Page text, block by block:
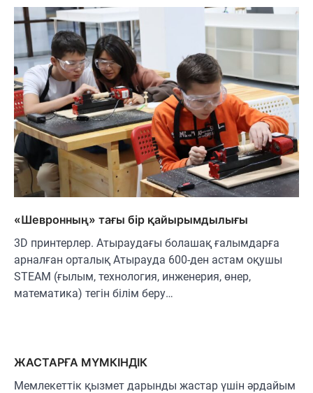
«Шевронның» тағы бір қайырымдылығы
3D принтерлер. Атыраудағы болашақ ғалымдарға
арналған орталық Атырауда 600-ден астам оқушы
STEAM (ғылым, технология, инженерия, өнер,
математика) тегін білім беру…
ЖАСТАРҒА МҮМКІНДІК
Мемлекеттік қызмет дарынды жастар үшін әрдайым